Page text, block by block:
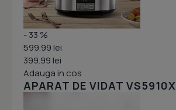
- 33 %
599.99 lei
399.99 lei
Adauga in cos
APARAT DE VIDAT VS5910X